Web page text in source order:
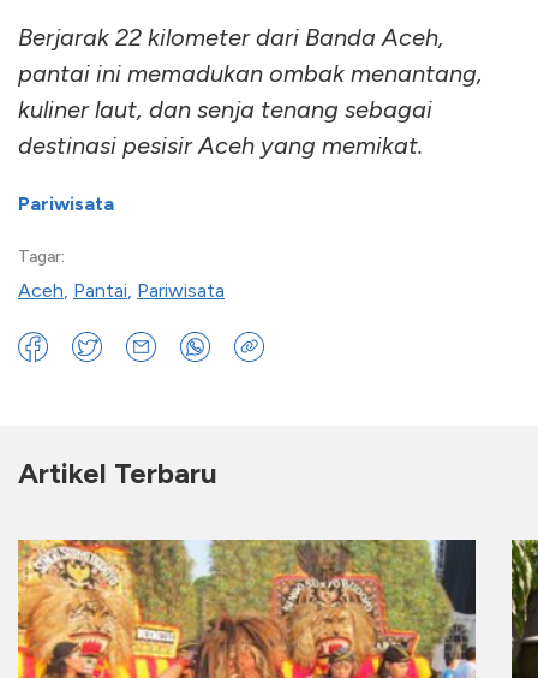
Berjarak 22 kilometer dari Banda Aceh,
pantai ini memadukan ombak menantang,
kuliner laut, dan senja tenang sebagai
destinasi pesisir Aceh yang memikat.
Pariwisata
Tagar:
Aceh Pantai Pariwisata
Artikel Terbaru